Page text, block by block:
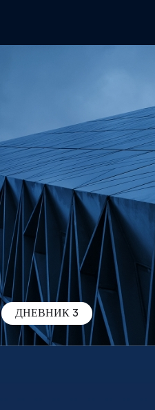
ДНЕВНИК 3